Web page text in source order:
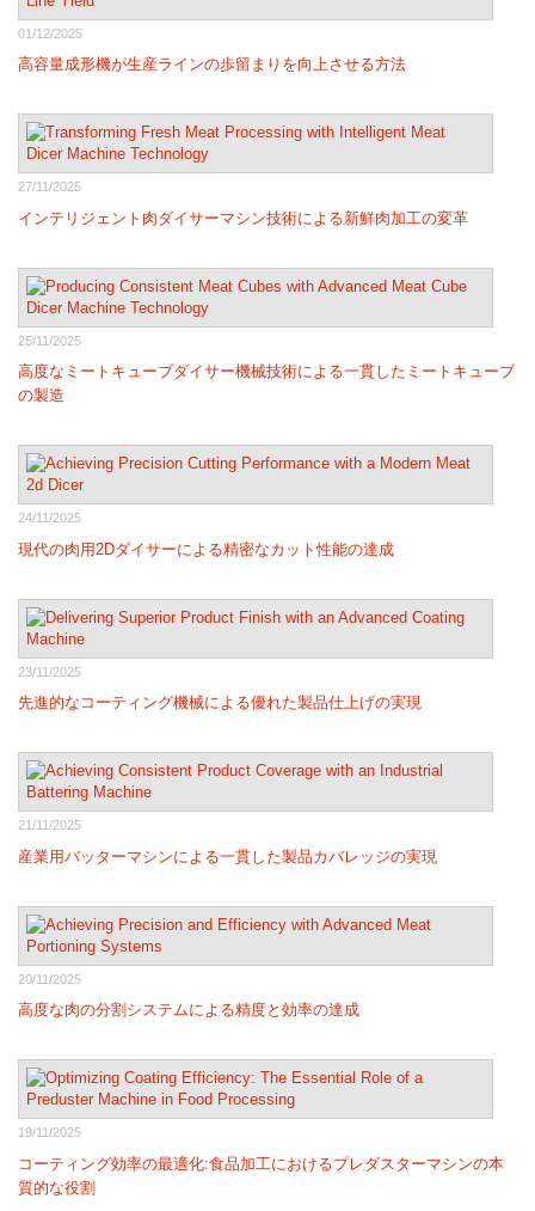
01/12/2025
高容量成形機が生産ラインの歩留まりを向上させる方法
27/11/2025
インテリジェント肉ダイサーマシン技術による新鮮肉加工の変革
25/11/2025
高度なミートキューブダイサー機械技術による一貫したミートキューブ
の製造
24/11/2025
現代の肉用2Dダイサーによる精密なカット性能の達成
23/11/2025
先進的なコーティング機械による優れた製品仕上げの実現
21/11/2025
産業用バッターマシンによる一貫した製品カバレッジの実現
20/11/2025
高度な肉の分割システムによる精度と効率の達成
19/11/2025
コーティング効率の最適化:食品加工におけるプレダスターマシンの本
質的な役割